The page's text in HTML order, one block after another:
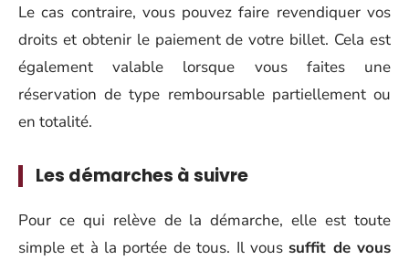
Le cas contraire, vous pouvez faire revendiquer vos
droits et obtenir le paiement de votre billet. Cela est
également valable lorsque vous faites une
réservation de type remboursable partiellement ou
en totalité.
Les démarches à suivre
Pour ce qui relève de la démarche, elle est toute
simple et à la portée de tous. Il vous suffit de vous